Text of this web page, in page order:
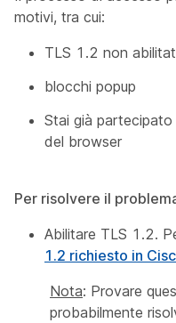
motivi, tra cui:
TLS 1.2 non
blocchi popup
Stai già partecipato
del browser
Per risolvere il
Abilitare TLS 1.2.
1.2 richiesto in
Nota: Provare
probabilmente